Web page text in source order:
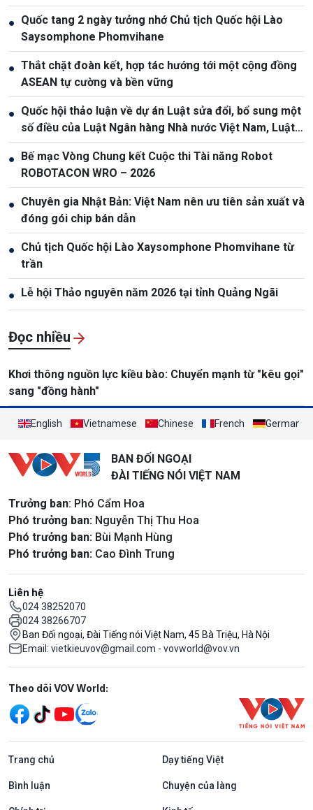
cao giữa Việt Nam và Australia
● Quốc tang 2 ngày tưởng nhớ Chủ tịch Quốc hội Lào
Saysomphone Phomvihane
● Thắt chặt đoàn kết, hợp tác hướng tới một cộng đồng
ASEAN tự cường và bền vững
● Quốc hội thảo luận về dự án Luật sửa đổi, bổ sung một
số điều của Luật Ngân hàng Nhà nước Việt Nam, Luật
Phòng, chống rửa tiền
● Bế mạc Vòng Chung kết Cuộc thi Tài năng Robot
ROBOTACON WRO – 2026
● Chuyên gia Nhật Bản: Việt Nam nên ưu tiên sản xuất và
đóng gói chip bán dẫn
● Chủ tịch Quốc hội Lào Xaysomphone Phomvihane từ
trần
● Lễ hội Thảo nguyên năm 2026 tại tỉnh Quảng Ngãi
Đọc nhiều
Khơi thông nguồn lực kiều bào: Chuyển mạnh từ "kêu gọi"
sang "đồng hành"
English Vietnamese Chinese French German
BAN ĐỐI NGOẠI
ĐÀI TIẾNG NÓI VIỆT NAM
Trưởng ban: Phó Cẩm Hoa
Phó trưởng ban: Nguyễn Thị Thu Hoa
Phó trưởng ban: Bùi Mạnh Hùng
Phó trưởng ban: Cao Đình Trung
Liên hệ
024 38252070
024 38266707
Ban Đối ngoại, Đài Tiếng nói Việt Nam, 45 Bà Triệu, Hà Nội
Email: vietkieuvov@gmail.com - vovworld@vov.vn
Mạng xã hội
Theo dõi VOV World:
Trang chủ Dạy tiếng Việt
Bình luận Chuyện của làng